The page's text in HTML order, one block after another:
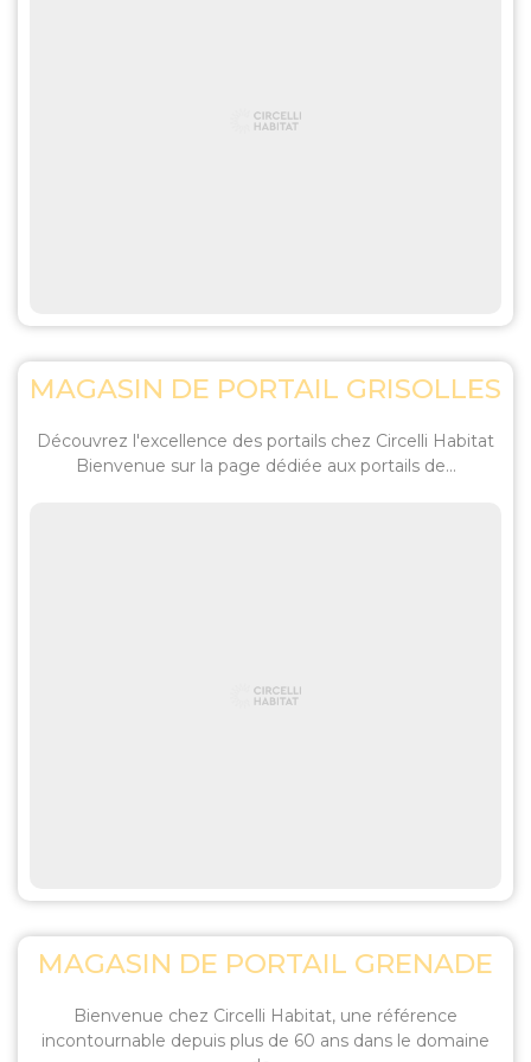
MAGASIN DE PORTAIL GRISOLLES
Découvrez l'excellence des portails chez Circelli Habitat
Bienvenue sur la page dédiée aux portails de...
MAGASIN DE PORTAIL GRENADE
Bienvenue chez Circelli Habitat, une référence
incontournable depuis plus de 60 ans dans le domaine